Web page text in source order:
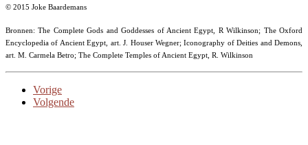
© 2015 Joke Baardemans
Bronnen: The Complete Gods and Goddesses of Ancient Egypt, R Wilkinson; The Oxford
Encyclopedia of Ancient Egypt, art. J. Houser Wegner; Iconography of Deities and Demons,
art. M. Carmela Betro; The Complete Temples of Ancient Egypt, R. Wilkinson
Vorige
Volgende